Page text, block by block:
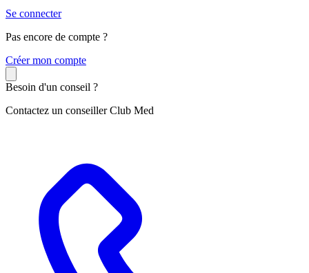
Se connecter
Pas encore de compte ?
Créer mon compte
Besoin d'un conseil ?
Contactez un conseiller Club Med